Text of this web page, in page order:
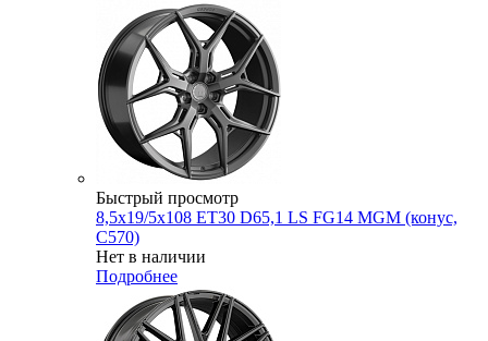
Быстрый просмотр
8,5x19/5x108 ET30 D65,1 LS FG14 MGM (конус,
C570)
Нет в наличии
Подробнее